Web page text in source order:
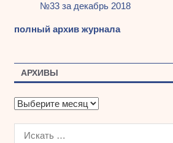
№33 за декабрь 2018
полный архив журнала
АРХИВЫ
А
х